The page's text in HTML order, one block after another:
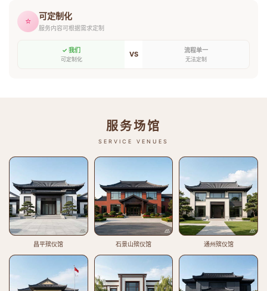
⭐ 可定制化
服务内容可根据需求定制
✓ 我们
可定制化
VS 流程单一
无法定制
服务场馆
SERVICE VENUES
昌平殡仪馆 石景山殡仪馆 通州殡仪馆